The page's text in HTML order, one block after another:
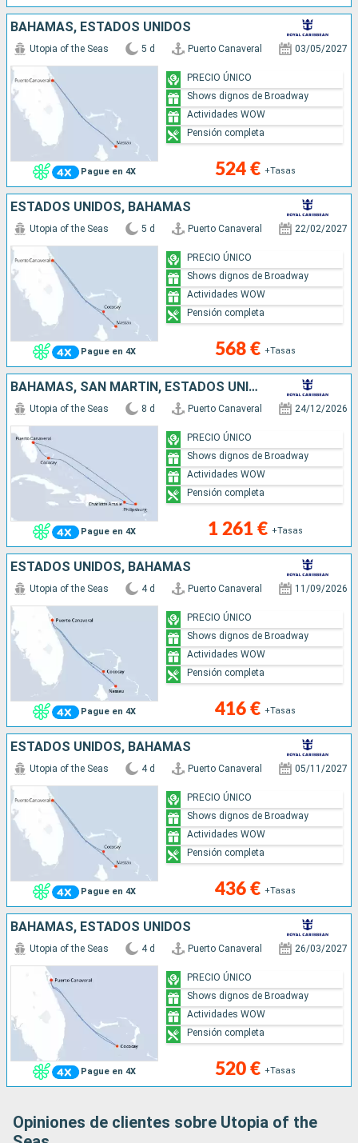
BAHAMAS, ESTADOS UNIDOS
Pague en 4X
Utopia of the Seas 5 d Puerto Canaveral 03/05/2027
524 € +Tasas
PRECIO ÚNICO
Shows dignos de Broadway
Actividades WOW
Pensión completa
ESTADOS UNIDOS, BAHAMAS
Pague en 4X
Utopia of the Seas 5 d Puerto Canaveral 22/02/2027
568 € +Tasas
PRECIO ÚNICO
Shows dignos de Broadway
Actividades WOW
Pensión completa
BAHAMAS, SAN MARTÍN, ESTADOS UNIDOS
Pague en 4X
Utopia of the Seas 8 d Puerto Canaveral 24/12/2026
1 261 € +Tasas
PRECIO ÚNICO
Shows dignos de Broadway
Actividades WOW
Pensión completa
ESTADOS UNIDOS, BAHAMAS
Pague en 4X
Utopia of the Seas 4 d Puerto Canaveral 11/09/2026
416 € +Tasas
PRECIO ÚNICO
Shows dignos de Broadway
Actividades WOW
Pensión completa
ESTADOS UNIDOS, BAHAMAS
Pague en 4X
Utopia of the Seas 4 d Puerto Canaveral 05/11/2027
436 € +Tasas
PRECIO ÚNICO
Shows dignos de Broadway
Actividades WOW
Pensión completa
BAHAMAS, ESTADOS UNIDOS
Pague en 4X
Utopia of the Seas 4 d Puerto Canaveral 26/03/2027
520 € +Tasas
PRECIO ÚNICO
Shows dignos de Broadway
Actividades WOW
Pensión completa
Opiniones de clientes sobre Utopia of the